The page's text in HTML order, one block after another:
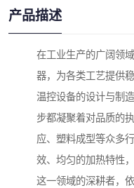
产品描述
在工业生产的广阔领
器，为各类工艺提供
温控设备的设计与制
步都凝聚着对品质的
应、塑料成型等众多
效、均匀的加热特性
这一领域的深耕者，